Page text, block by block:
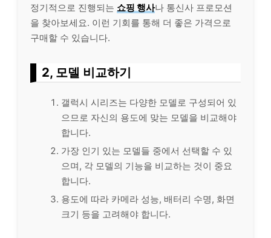
정기적으로 진행되는 쇼핑 행사나 통신사 프로모션
을 찾아보세요. 이런 기회를 통해 더 좋은 가격으로
구매할 수 있습니다.
2, 모델 비교하기
갤럭시 시리즈는 다양한 모델로 구성되어 있
으므로 자신의 용도에 맞는 모델을 비교해야
합니다.
가장 인기 있는 모델들 중에서 선택할 수 있
으며, 각 모델의 기능을 비교하는 것이 중요
합니다.
용도에 따라 카메라 성능, 배터리 수명, 화면
크기 등을 고려해야 합니다.